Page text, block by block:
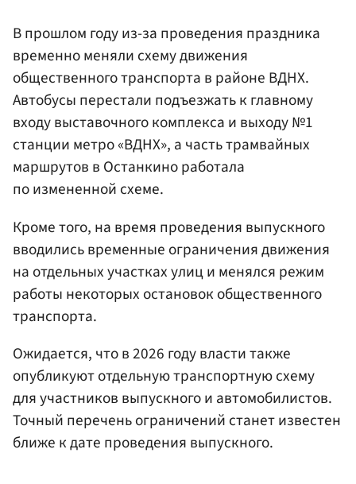
В прошлом году из-за проведения праздника
временно меняли схему движения
общественного транспорта в районе ВДНХ.
Автобусы перестали подъезжать к главному
входу выставочного комплекса и выходу №1
станции метро «ВДНХ», а часть трамвайных
маршрутов в Останкино работала
по измененной схеме.
Кроме того, на время проведения выпускного
вводились временные ограничения движения
на отдельных участках улиц и менялся режим
работы некоторых остановок общественного
транспорта.
Ожидается, что в 2026 году власти также
опубликуют отдельную транспортную схему
для участников выпускного и автомобилистов.
Точный перечень ограничений станет известен
ближе к дате проведения выпускного.